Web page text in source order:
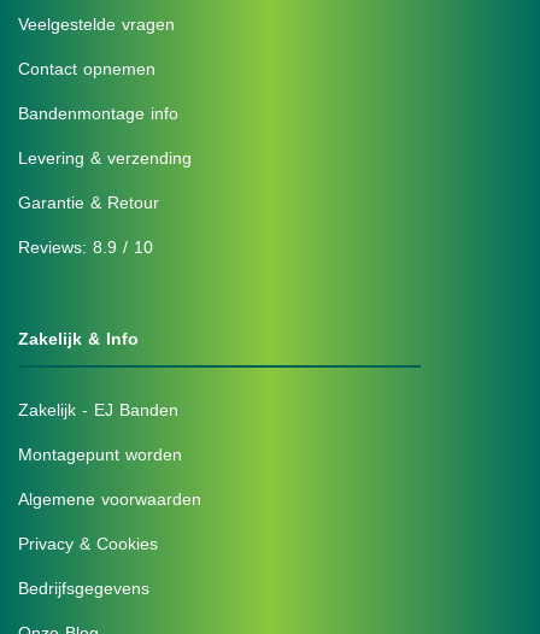
Veelgestelde vragen
Contact opnemen
Bandenmontage info
Levering & verzending
Garantie & Retour
Reviews: 8.9 / 10
Zakelijk & Info
Zakelijk - EJ Banden
Montagepunt worden
Algemene voorwaarden
Privacy & Cookies
Bedrijfsgegevens